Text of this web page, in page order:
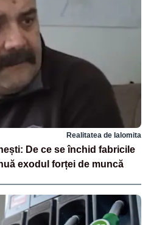
Realitatea de Ialomita
De ce se închid fabricile
exodul forței de muncă